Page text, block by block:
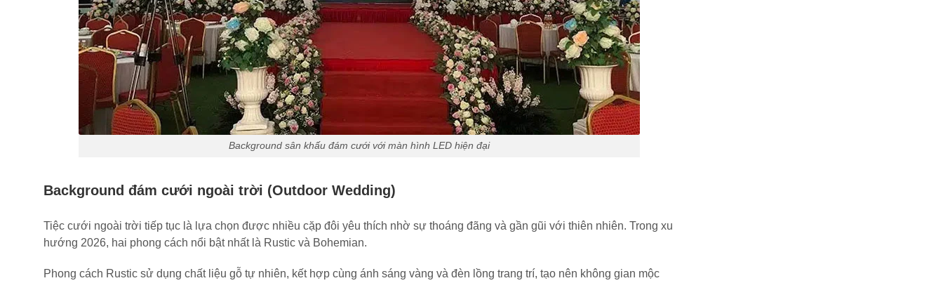
Background sân khấu đám cưới với màn hình LED hiện đại
Background đám cưới ngoài trời (Outdoor Wedding)
Tiệc cưới ngoài trời tiếp tục là lựa chọn được nhiều cặp đôi yêu thích nhờ sự thoáng đãng và gần gũi với thiên nhiên. Trong xu
hướng 2026, hai phong cách nổi bật nhất là Rustic và Bohemian.
Phong cách Rustic sử dụng chất liệu gỗ tự nhiên, kết hợp cùng ánh sáng vàng và đèn lồng trang trí, tạo nên không gian mộc